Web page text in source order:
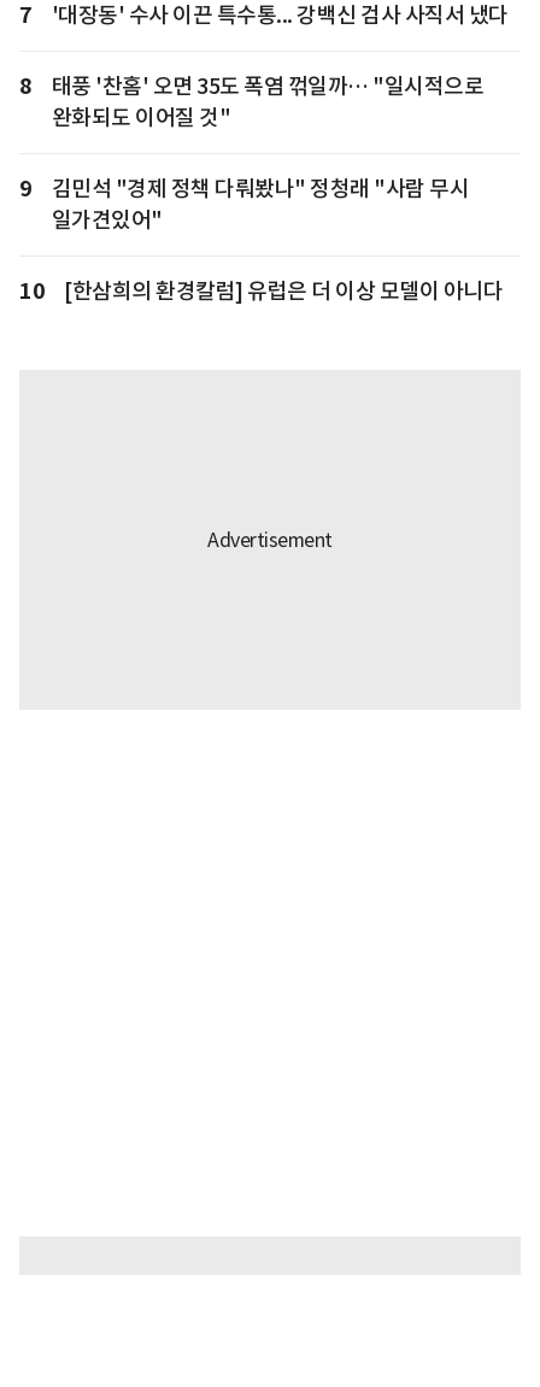
7 '대장동' 수사 이끈 특수통... 강백신 검사 사직서 냈다
8
태풍 '찬홈' 오면 35도 폭염 꺾일까… "일시적으로
완화되도 이어질 것"
9
김민석 "경제 정책 다뤄봤나" 정청래 "사람 무시
일가견있어"
10 [한삼희의 환경칼럼] 유럽은 더 이상 모델이 아니다